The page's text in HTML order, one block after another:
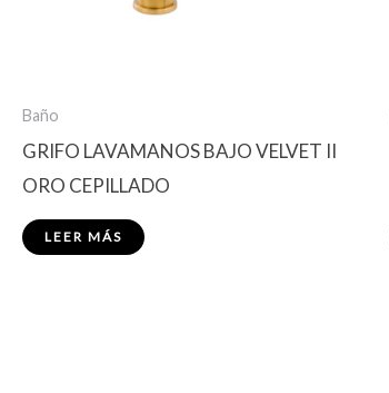
Baño
GRIFO LAVAMANOS BAJO VELVET II
ORO CEPILLADO
LEER MÁS